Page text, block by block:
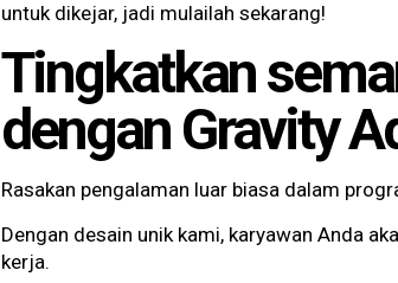
untuk dikejar, jadi mulailah sekarang!
Tingkatkan
dengan Gravity
Rasakan pengalaman luar biasa dalam
Dengan desain unik kami, karyawan Anda
kerja.